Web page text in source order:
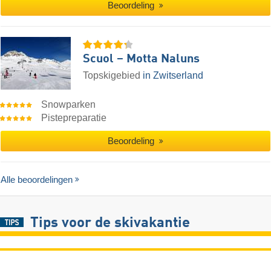
Beoordeling
Scuol – Motta Naluns
Topskigebied in Zwitserland
Snowparken
Pistepreparatie
Beoordeling
Alle beoordelingen
Tips voor de skivakantie